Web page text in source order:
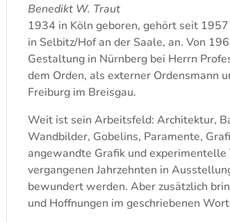
Benedikt W. Traut
1934 in Köln geboren, gehört seit
in Selbitz/Hof an der Saale, an. Von
Gestaltung in Nürnberg bei Herrn
dem Orden, als externer Ordensmann
Freiburg im Breisgau.
Weit ist sein Arbeitsfeld: Architektur,
Wandbilder, Gobelins, Paramente,
angewandte Grafik und
vergangenen Jahrzehnten in
bewundert werden. Aber zusätzlich
und Hoffnungen im geschriebenen